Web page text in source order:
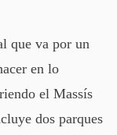
que va por un
en lo
el Massís
dos parques